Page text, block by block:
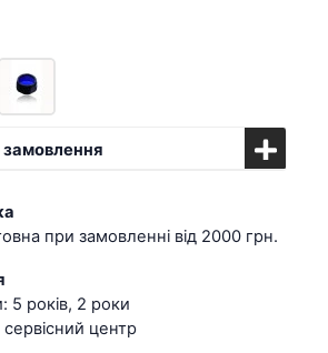
при замовленні від 2000 грн.
5 років, 2 роки
центр